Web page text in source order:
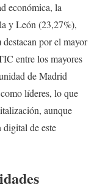
económica, la
y León (23,27%),
por el mayor
entre los mayores
de Madrid
líderes, lo que
aunque
digital de este